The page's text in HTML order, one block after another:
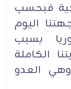
فبحسب
اليوم
بسبب
الكاملة
العدو